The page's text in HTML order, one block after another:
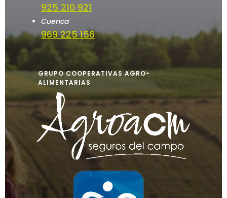
925 210 921
Cuenca
969 225 156
GRUPO COOPERATIVAS AGRO-
ALIMENTARIAS